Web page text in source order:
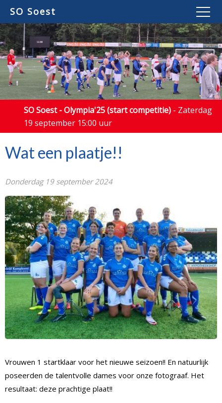
SO Soest
SO Soest - Olympia'25 (start competitie) - Zaterdag
19 september 15:00 uur
Wat een plaatje!!
Donderdag 19 september 2024
Vrouwen 1 startklaar voor het nieuwe seizoen!! En natuurlijk
poseerden de talentvolle dames voor onze fotograaf. Het
resultaat: deze prachtige plaat!!